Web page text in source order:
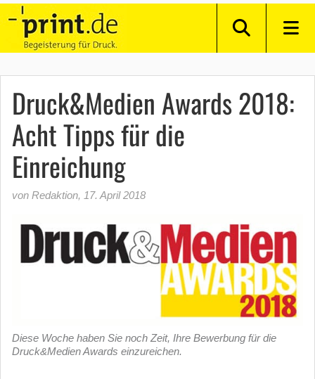
Druck&Medien Awards 2018:
Acht Tipps für die
Einreichung
von Redaktion, 17. April 2018
Diese Woche haben Sie noch Zeit, Ihre Bewerbung für die
Druck&Medien Awards einzureichen.